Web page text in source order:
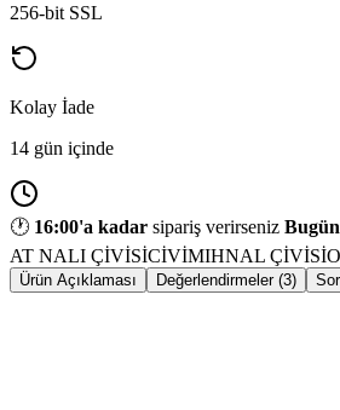
256-bit SSL
Kolay İade
14 gün içinde
🕐 16:00'a kadar sipariş verirseniz
AT NALI ÇİVİSİCİVİMIHNAL ÇİVİSİ
Ürün Açıklaması Değerlendirmeler (3)